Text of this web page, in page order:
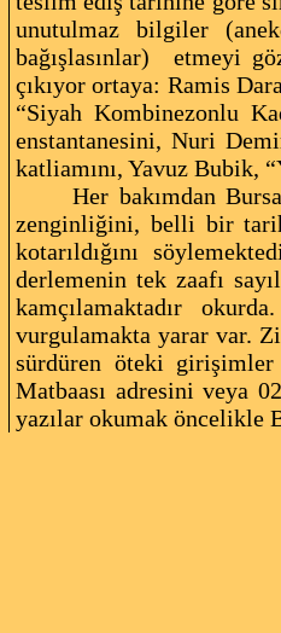
unutulmaz bilgiler
bağışlasınlar)
etmeyi
çıkıyor ortaya: Ramis
“Siyah Kombinezonlu
enstantanesini, Nuri
katliamını, Yavuz Bubik,
Her bakımdan
zenginliğini, belli bir
kotarıldığını
derlemenin tek zaafı
kamçılamaktadır
vurgulamakta yarar var.
sürdüren öteki
Matbaası adresini veya
yazılar okumak öncelikle